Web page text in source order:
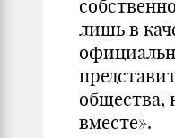
лишь в
общества,
вместе».